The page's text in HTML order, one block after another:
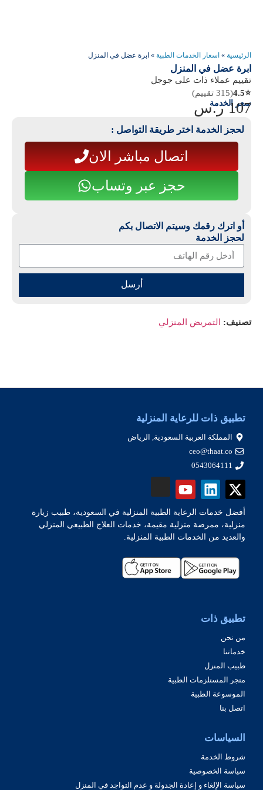
الرئيسية » اسعار الخدمات الطبية » ابرة عضل في المنزل
ابرة عضل في المنزل
تقييم عملاء ذات على جوجل
⭐
4.5(315 تقييم)
سعر الخدمة
107 ر.س
لحجز الخدمة اختر طريقة التواصل :
اتصال مباشر الان
حجز عبر وتساب
أو اترك رقمك وسيتم الاتصال بكم
لحجز الخدمة
أرسل
تصنيف: التمريض المنزلي
تطبيق ذات للرعاية المنزلية
المملكة العربية السعودية, الرياض
ceo@thaat.co
0543064111
أفضل خدمات الرعاية الطبية المنزلية في السعودية، طبيب زيارة
منزلية، ممرضة منزلية مقيمة، خدمات العلاج الطبيعي المنزلي
والعديد من الخدمات الطبية المنزلية.
تطبيق ذات
من نحن
خدماتنا
طبيب المنزل
متجر المستلزمات الطبية
الموسوعة الطبية
اتصل بنا
السياسات
شروط الخدمة
سياسة الخصوصية
سياسة الإلغاء و إعادة الجدولة و عدم التواجد في المنزل